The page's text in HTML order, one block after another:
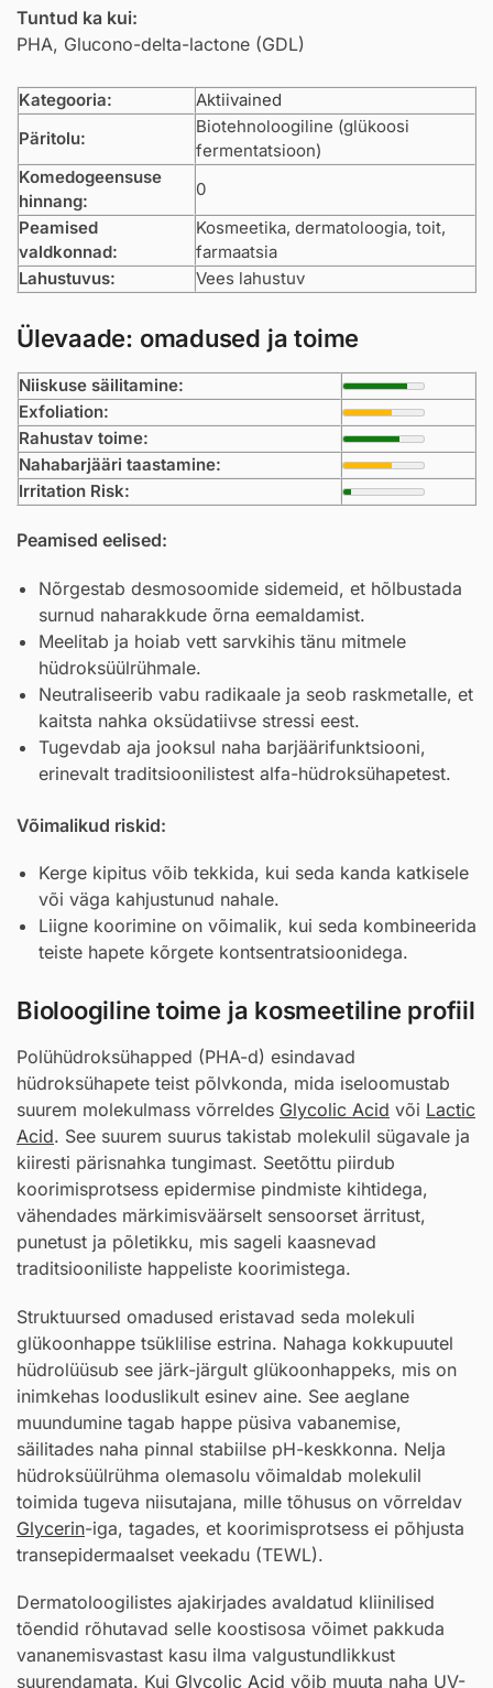
Tuntud ka kui:
PHA, Glucono-delta-lactone (GDL)
Kategooria:
Aktiivained
Päritolu:
Biotehnoloogiline (glükoosi
fermentatsioon)
Komedogeensuse
hinnang:
0
Peamised
valdkonnad:
Kosmeetika, dermatoloogia, toit,
farmaatsia
Lahustuvus:
Vees lahustuv
Ülevaade: omadused ja toime
Niiskuse säilitamine:
Exfoliation:
Rahustav toime:
Nahabarjääri taastamine:
Irritation Risk:
Peamised eelised:
Nõrgestab desmosoomide sidemeid, et hõlbustada
surnud naharakkude õrna eemaldamist.
Meelitab ja hoiab vett sarvkihis tänu mitmele
hüdroksüülrühmale.
Neutraliseerib vabu radikaale ja seob raskmetalle, et
kaitsta nahka oksüdatiivse stressi eest.
Tugevdab aja jooksul naha barjäärifunktsiooni,
erinevalt traditsioonilistest alfa-hüdroksühapetest.
Võimalikud riskid:
Kerge kipitus võib tekkida, kui seda kanda katkisele
või väga kahjustunud nahale.
Liigne koorimine on võimalik, kui seda kombineerida
teiste hapete kõrgete kontsentratsioonidega.
Bioloogiline toime ja kosmeetiline profiil
Polühüdroksühapped (PHA-d) esindavad
hüdroksühapete teist põlvkonda, mida iseloomustab
suurem molekulmass võrreldes Glycolic Acid või Lactic
Acid. See suurem suurus takistab molekulil sügavale ja
kiiresti pärisnahka tungimast. Seetõttu piirdub
koorimisprotsess epidermise pindmiste kihtidega,
vähendades märkimisväärselt sensoorset ärritust,
punetust ja põletikku, mis sageli kaasnevad
traditsiooniliste happeliste koorimistega.
Struktuursed omadused eristavad seda molekuli
glükoonhappe tsüklilise estrina. Nahaga kokkupuutel
hüdrolüüsub see järk-järgult glükoonhappeks, mis on
inimkehas looduslikult esinev aine. See aeglane
muundumine tagab happe püsiva vabanemise,
säilitades naha pinnal stabiilse pH-keskkonna. Nelja
hüdroksüülrühma olemasolu võimaldab molekulil
toimida tugeva niisutajana, mille tõhusus on võrreldav
Glycerin-iga, tagades, et koorimisprotsess ei põhjusta
transepidermaalset veekadu (TEWL).
Dermatoloogilistes ajakirjades avaldatud kliinilised
tõendid rõhutavad selle koostisosa võimet pakkuda
vananemisvastast kasu ilma valgustundlikkust
suurendamata. Kui Glycolic Acid võib muuta naha UV-